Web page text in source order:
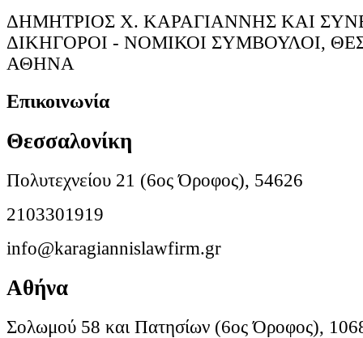
ΔΗΜΗΤΡΙΟΣ Χ. ΚΑΡΑΓΙΑΝΝΗΣ ΚΑΙ
ΔΙΚΗΓΟΡΟΙ - ΝΟΜΙΚΟΙ ΣΥΜΒΟΥΛΟΙ,
ΑΘΗΝΑ
Επικοινωνία
Θεσσαλονίκη
Πολυτεχνείου 21 (6ος Όροφος), 54626
2103301919
info@karagiannislawfirm.gr
Αθήνα
Σολωμού 58 και Πατησίων (6ος Όροφος),